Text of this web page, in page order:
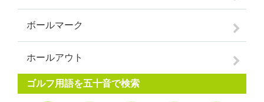
ボールマーク
ホールアウト
ゴルフ用語を五十音で検索